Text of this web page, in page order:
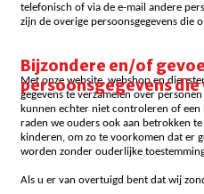
telefonisch of via de e-mail andere
zijn de overige persoonsgegevens die
Bijzondere en/of
persoonsgegevens
Met onze website, webshop en
gegevens te verzamelen over
kunnen echter niet controleren of
raden we ouders ook aan betrokken
kinderen, om zo te voorkomen dat er
worden zonder ouderlijke
Als u er van overtuigd bent dat wij